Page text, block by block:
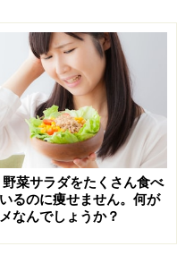
成分とダイエット
野菜サラダをたくさん食べ
るのに痩せません。何が
なんでしょうか？